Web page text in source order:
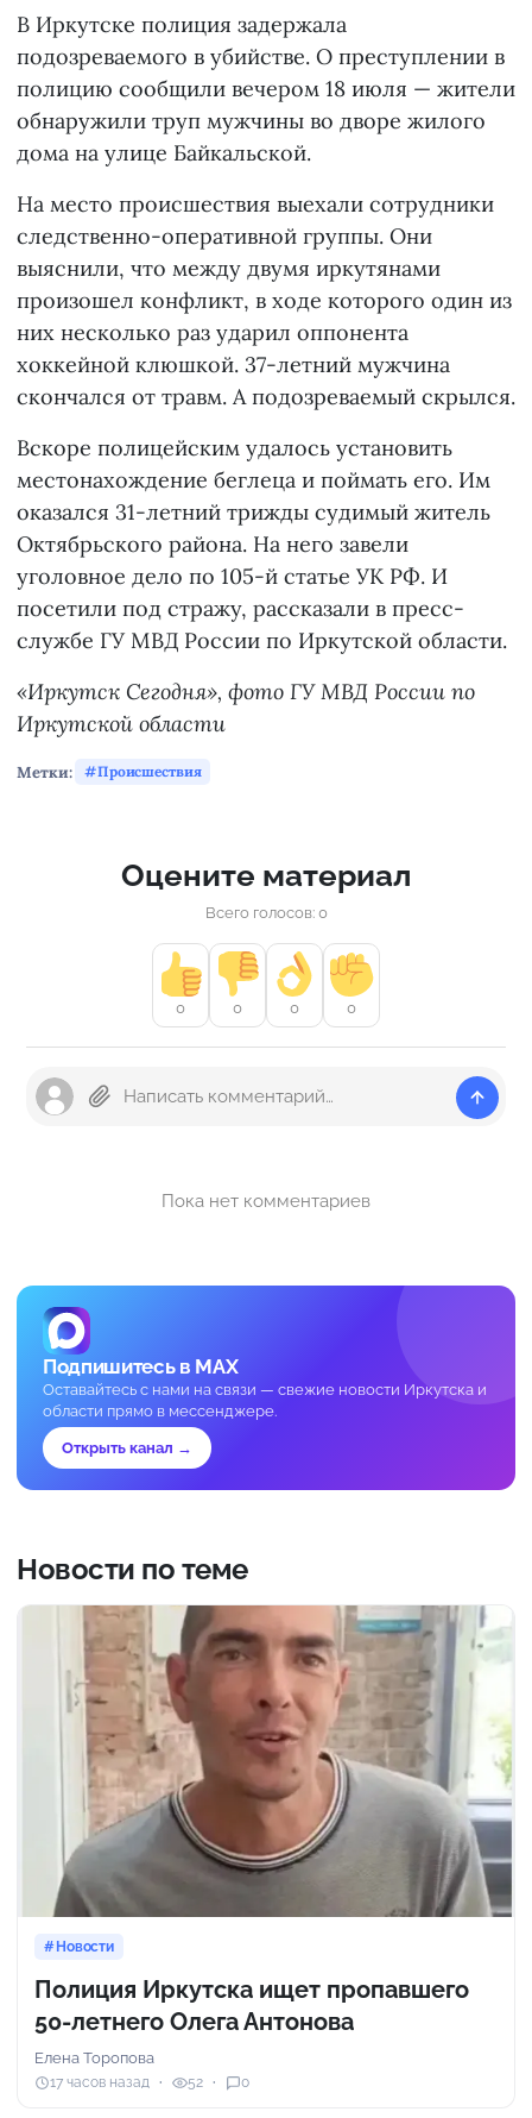
В Иркутске полиция задержала
подозреваемого в убийстве. О преступлении в
полицию сообщили вечером 18 июля — жители
обнаружили труп мужчины во дворе жилого
дома на улице Байкальской.
На место происшествия выехали сотрудники
следственно-оперативной группы. Они
выяснили, что между двумя иркутянами
произошел конфликт, в ходе которого один из
них несколько раз ударил оппонента
хоккейной клюшкой. 37-летний мужчина
скончался от травм. А подозреваемый скрылся.
Вскоре полицейским удалось установить
местонахождение беглеца и поймать его. Им
оказался 31-летний трижды судимый житель
Октябрьского района. На него завели
уголовное дело по 105-й статье УК РФ. И
посетили под стражу, рассказали в пресс-
службе ГУ МВД России по Иркутской области.
«Иркутск Сегодня», фото ГУ МВД России по
Иркутской области
Метки: Происшествия
Оцените материал
Всего голосов: 0
0 0 0 0
Пока нет комментариев
Подпишитесь в MAX
Оставайтесь с нами на связи — свежие новости Иркутска и
области прямо в мессенджере.
Открыть канал →
Новости по теме
Новости
Полиция Иркутска ищет пропавшего
50-летнего Олега Антонова
Елена Торопова
17 часов назад 52 0